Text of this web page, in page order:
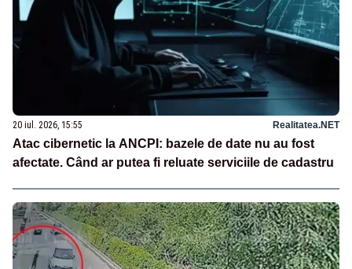
20 iul. 2026, 15:55 Realitatea.NET
Atac cibernetic la ANCPI: bazele de date nu au fost
afectate. Când ar putea fi reluate serviciile de cadastru